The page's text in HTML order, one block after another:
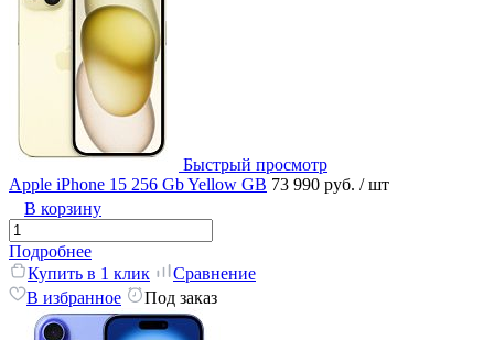
Быстрый просмотр
Apple iPhone 15 256 Gb Yellow GB 73 990 руб. / шт
В корзину
Подробнее
Купить в 1 клик
Сравнение
В избранное
Под заказ